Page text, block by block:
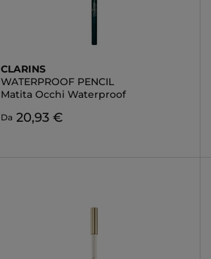
CLARINS
WATERPROOF PENCIL
Matita Occhi Waterproof
Da 20,93 €